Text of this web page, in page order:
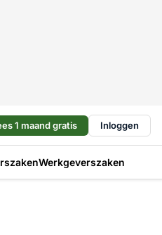
1 maand gratis Inloggen
Werkgeverszaken